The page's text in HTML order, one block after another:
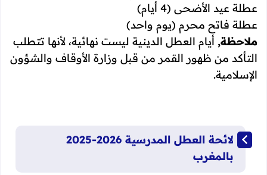
عطلة عيد الأضحى (4 أيام)
عطلة فاتح محرم (يوم واحد)
ملاحظة, أيام العطل الدينية ليست نهائية، لأنها تتطلب
التأكد من ظهور القمر من قبل وزارة الأوقاف والشؤون
الإسلامية.
لائحة العطل المدرسية 2026-2025
بالمغرب